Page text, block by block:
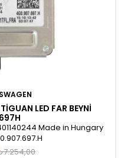
LED FAR BEYNI
Made in Hungary